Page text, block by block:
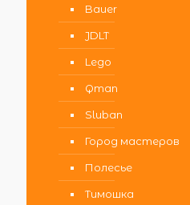
Bauer
JDLT
Lego
Qman
Sluban
Город мастеров
Полесье
Тимошка